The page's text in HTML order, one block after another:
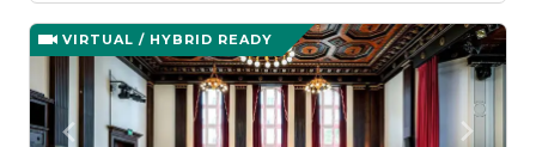
VIRTUAL / HYBRID READY